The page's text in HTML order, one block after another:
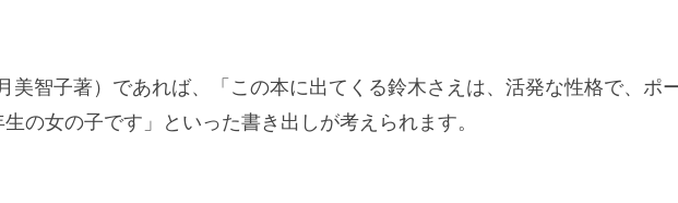
美智子著）であれば、「この本に出てくる鈴木さえは、活発な性格で、ポ
の女の子です」といった書き出しが考えられます。